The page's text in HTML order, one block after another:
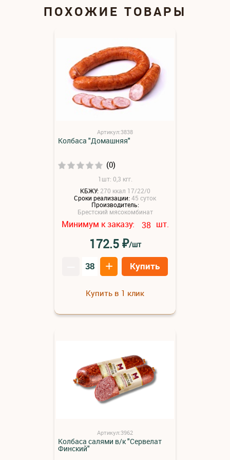
ПОХОЖИЕ ТОВАРЫ
Артикул:3838
Колбаса "Домашняя"
(0)
1шт: 0,3 кгг.
КБЖУ: 270 ккал 17/22/0
Сроки реализации:45 суток
Производитель:
Брестский мясокомбинат
Минимум к заказу: 38 шт.
172.5₽/шт
+ Купить
Купить в 1 клик
Артикул:3962
Колбаса салями в/к "Сервелат
Финский"